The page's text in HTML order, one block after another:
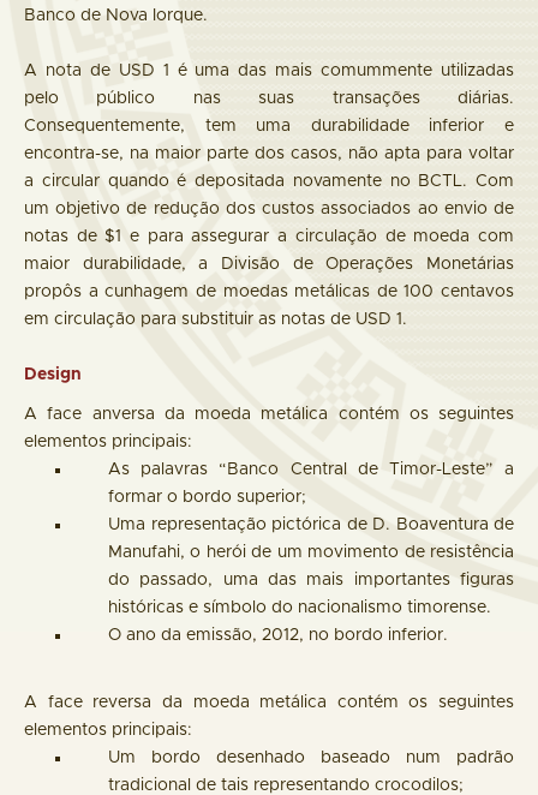
Banco de Nova Iorque.
A nota de USD 1 é uma das mais comummente utilizadas
pelo público nas suas transações diárias.
Consequentemente, tem uma durabilidade inferior e
encontra-se, na maior parte dos casos, não apta para voltar
a circular quando é depositada novamente no BCTL. Com
um objetivo de redução dos custos associados ao envio de
notas de $1 e para assegurar a circulação de moeda com
maior durabilidade, a Divisão de Operações Monetárias
propôs a cunhagem de moedas metálicas de 100 centavos
em circulação para substituir as notas de USD 1.
Design
A face anversa da moeda metálica contém os seguintes
elementos principais:
As palavras “Banco Central de Timor-Leste” a
formar o bordo superior;
Uma representação pictórica de D. Boaventura de
Manufahi, o herói de um movimento de resistência
do passado, uma das mais importantes figuras
históricas e símbolo do nacionalismo timorense.
O ano da emissão, 2012, no bordo inferior.
A face reversa da moeda metálica contém os seguintes
elementos principais:
Um bordo desenhado baseado num padrão
tradicional de tais representando crocodilos;